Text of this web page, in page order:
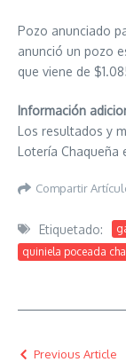
Pozo anunciado
anunció un pozo
que viene de
Información
Los resultados y
Lotería Chaqueña
Compartir
Etiquetado:
quiniela poceada
Previous Article